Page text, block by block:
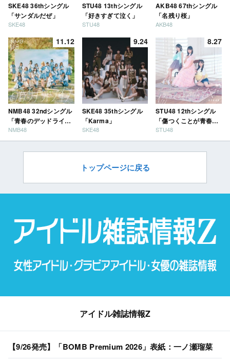
SKE48 36thシングル
「サンダルだぜ」
SKE48
STU48 13thシングル
「好きすぎて泣く」
STU48
AKB48 67thシングル
「名残り桜」
AKB48
11.12
NMB48 32ndシングル
「青春のデッドライ
ン」
NMB48
9.24
SKE48 35thシングル
「Karma」
SKE48
8.27
STU48 12thシングル
「傷つくことが青春
だ」
STU48
トップページに戻る
アイドル雑誌情報Z
【9/26発売】「BOMB Premium 2026」表紙：一ノ瀬瑠菜